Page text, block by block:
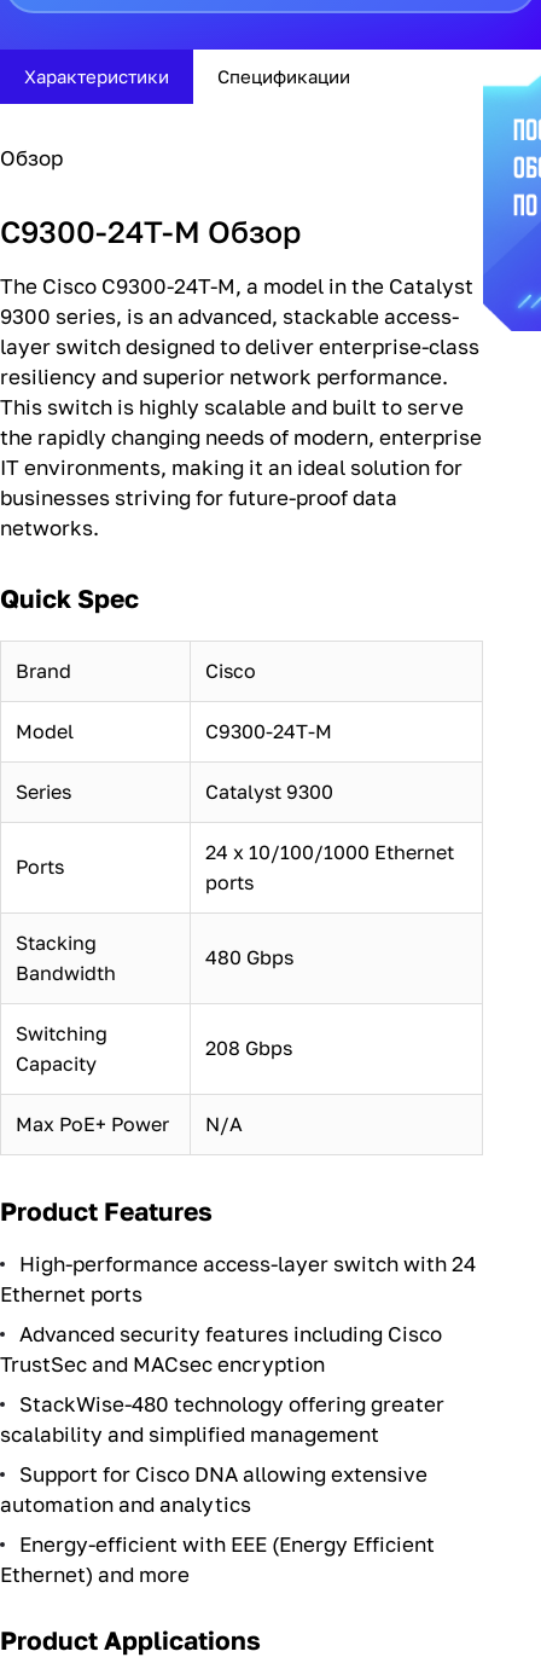
Характеристики Спецификации
Обзор
C9300-24T-M Обзор
The Cisco C9300-24T-M, a model in the Catalyst
9300 series, is an advanced, stackable access-
layer switch designed to deliver enterprise-class
resiliency and superior network performance.
This switch is highly scalable and built to serve
the rapidly changing needs of modern, enterprise
IT environments, making it an ideal solution for
businesses striving for future-proof data
networks.
Quick Spec
Brand Cisco
Model C9300-24T-M
Series Catalyst 9300
Ports
24 x 10/100/1000 Ethernet
ports
Stacking
Bandwidth
480 Gbps
Switching
Capacity
208 Gbps
Max PoE+ Power N/A
Product Features
High-performance access-layer switch with 24
Ethernet ports
Advanced security features including Cisco
TrustSec and MACsec encryption
StackWise-480 technology offering greater
scalability and simplified management
Support for Cisco DNA allowing extensive
automation and analytics
Energy-efficient with EEE (Energy Efficient
Ethernet) and more
Product Applications